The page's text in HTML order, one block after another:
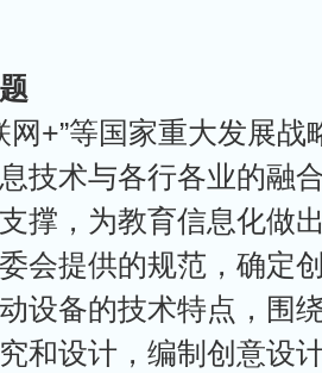
网+”等国家重大发展战
技术与各行各业的融
撑，为教育信息化做
会提供的规范，确定
设备的技术特点，围
和设计，编制创意设